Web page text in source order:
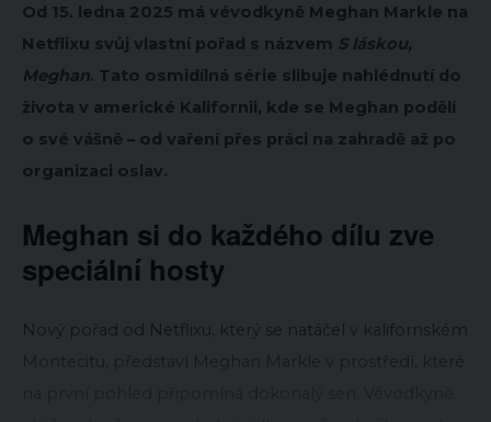
Od 15. ledna 2025 má vévodkyně Meghan Markle na
Netflixu svůj vlastní pořad s názvem S láskou,
Meghan. Tato osmidílná série slibuje nahlédnutí do
života v americké Kalifornii, kde se Meghan podělí
o své vášně – od vaření přes práci na zahradě až po
organizaci oslav.
Meghan si do každého dílu zve
speciální hosty
Nový pořad od Netflixu, který se natáčel v kalifornském